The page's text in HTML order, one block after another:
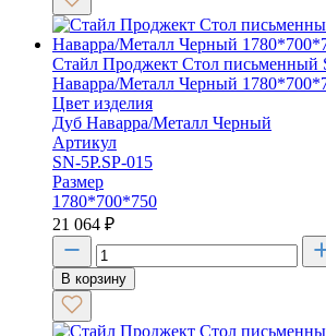
Стайл Проджект Стол письменный
Наварра/Металл Черный
Цвет изделия
Дуб Наварра/Металл Черный
Артикул
SN-5P.SP-015
Размер
1780*700*750
21 064 ₽
В корзину